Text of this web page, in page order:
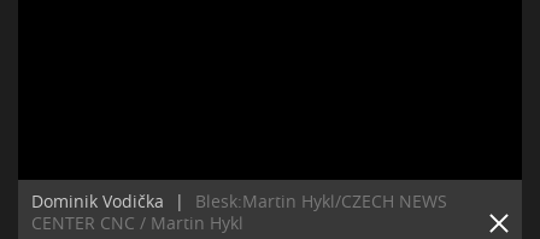
Dominik Vodička |
Blesk:Martin Hykl/CZECH NEWS
CENTER CNC / Martin Hykl